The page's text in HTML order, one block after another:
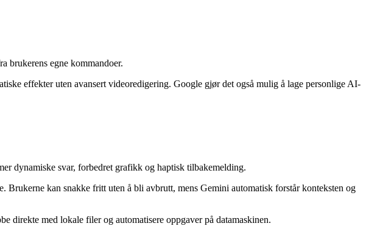
brukerens egne kommandoer.
effekter uten avansert videoredigering. Google gjør det også mulig å lage personlige AI-
dynamiske svar, forbedret grafikk og haptisk tilbakemelding.
kan snakke fritt uten å bli avbrutt, mens Gemini automatisk forstår konteksten og
direkte med lokale filer og automatisere oppgaver på datamaskinen.